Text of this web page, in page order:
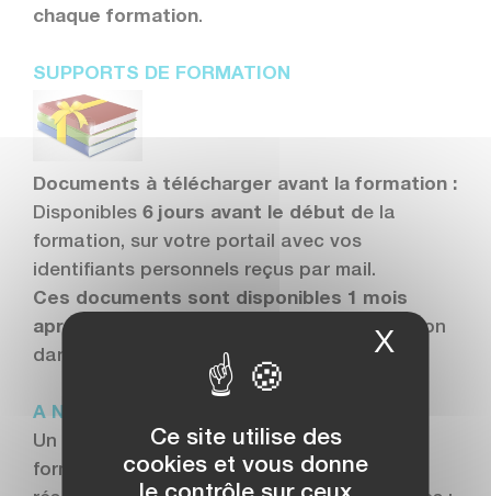
Ce site utilise des
cookies et vous donne
X
chaque formation.
SUPPORTS DE FORMATION
Documents à télécharger avant la formation :
Disponibles 6 jours avant le début de la
formation, sur votre portail avec vos
identifiants personnels reçus par mail.
Ces documents sont disponibles 1 mois
après la date de formation
, mis à disposition
dans le « portail participants ».
A NOTER
Un certificat de réalisation/attestation de
formation sera remis aux participants, sous